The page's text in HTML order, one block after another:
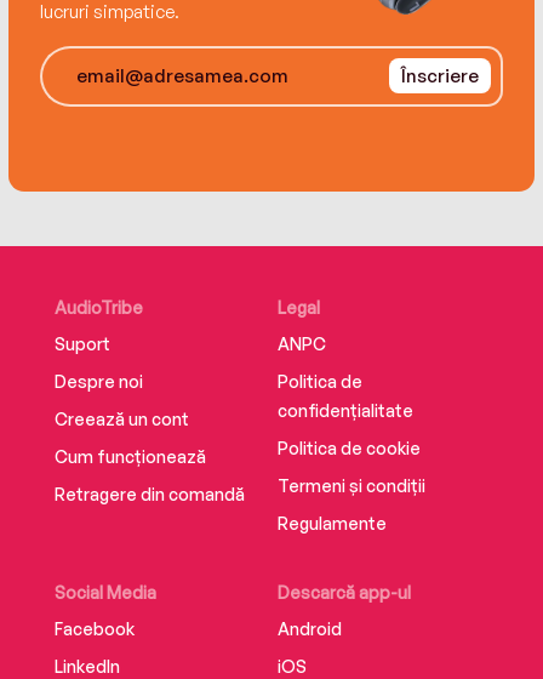
lucruri simpatice.
Înscriere
AudioTribe
Suport
Despre noi
Creează un cont
Cum funcționează
Retragere din comandă
Social Media
Facebook
LinkedIn
Descarcă app-ul
Android
iOS
Legal
ANPC
Politica de
confidențialitate
Politica de cookie
Termeni și condiții
Regulamente